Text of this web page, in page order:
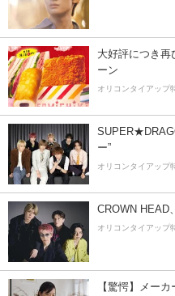
大好評につき再
ーン
オリコンタイアップ
ー”
オリコンタイアップ
CROWN HEAD
オリコンタイアップ
【驚愕】メー